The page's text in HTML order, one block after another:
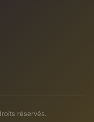
réservés.